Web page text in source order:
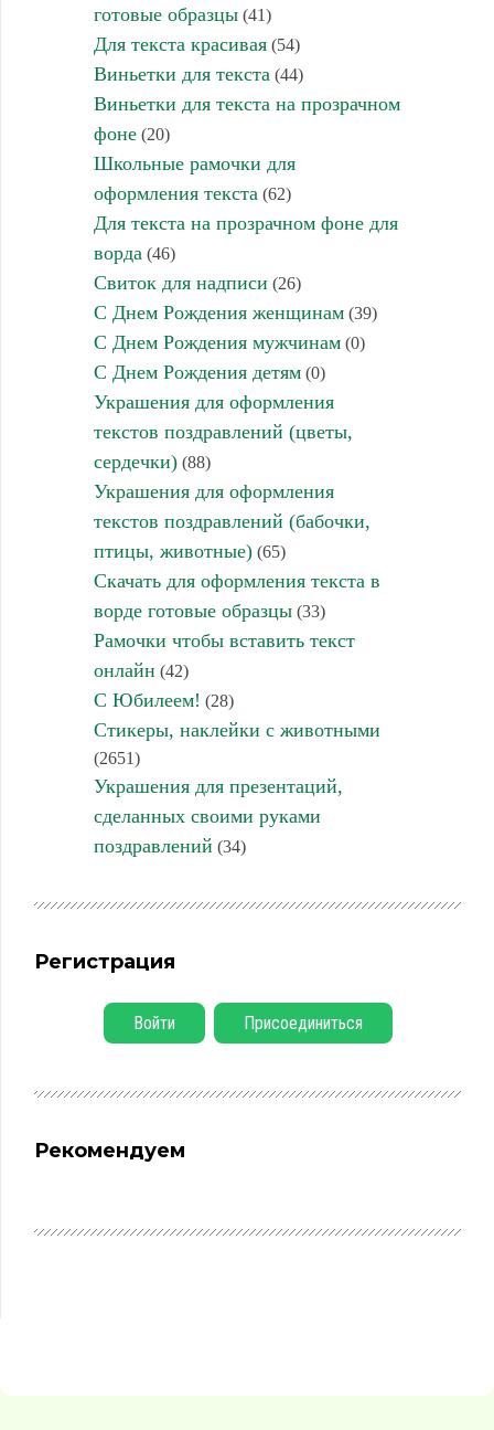
готовые образцы(41)
Для текста красивая(54)
Виньетки для текста (44)
Виньетки для текста на прозрачном
фоне(20)
Школьные рамочки для
оформления текста (62)
Для текста на прозрачном фоне для
ворда (46)
Свиток для надписи (26)
С Днем Рождения женщинам(39)
С Днем Рождения мужчинам(0)
С Днем Рождения детям(0)
Украшения для оформления
текстов поздравлений (цветы,
сердечки)(88)
Украшения для оформления
текстов поздравлений (бабочки,
птицы, животные)(65)
Скачать для оформления текста в
ворде готовые образцы(33)
Рамочки чтобы вставить текст
онлайн (42)
С Юбилеем! (28)
Стикеры, наклейки с животными
(2651)
Украшения для презентаций,
сделанных своими руками
поздравлений (34)
Регистрация
Войти Присоединиться
Рекомендуем